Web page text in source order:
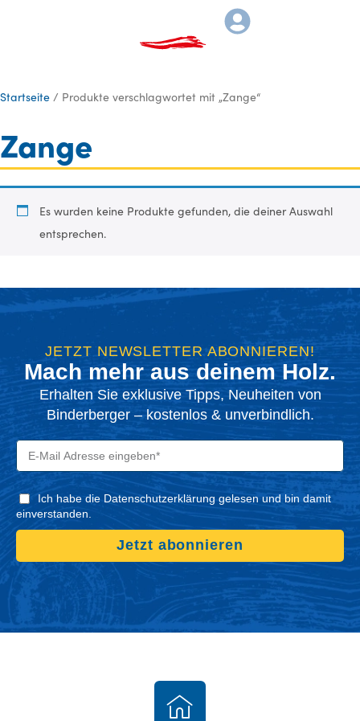
Startseite / Produkte verschlagwortet mit „Zange“
Zange
Es wurden keine Produkte gefunden, die deiner Auswahl
entsprechen.
JETZT NEWSLETTER ABONNIEREN!
Mach mehr aus deinem Holz.
Erhalten Sie exklusive Tipps, Neuheiten von
Binderberger – kostenlos & unverbindlich.
Ich habe die Datenschutzerklärung gelesen und bin damit
einverstanden.
Jetzt abonnieren